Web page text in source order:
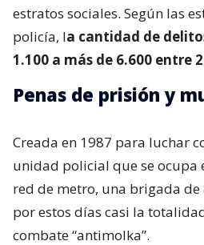
estratos sociales. Según las
policía, la cantidad de
1.100 a más de 6.600 entre
Penas de prisión y
Creada en 1987 para luchar
unidad policial que se ocupa
red de metro, una brigada
por estos días casi la
combate “antimolka”.